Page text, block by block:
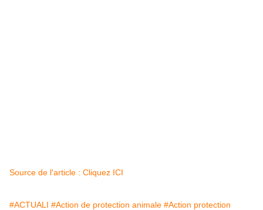
Source de l'article : Cliquez ICI
#ACTUALI #Action de protection animale #Action protection